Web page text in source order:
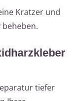
Kratzer und
tiefer